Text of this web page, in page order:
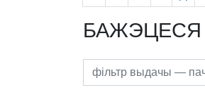
БАЖЭЦЕСЯ